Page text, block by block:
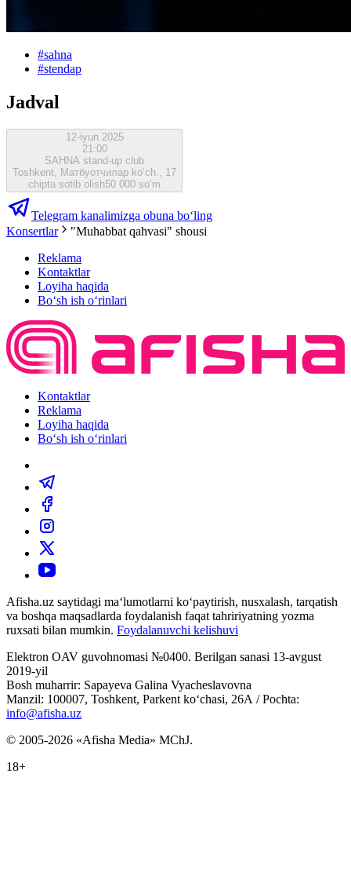
#sahna
#stendap
Jadval
12-iyun 2025
21:00
SAHNA stand-up club
Toshkent, Матбуотчилар ko‘ch., 17
chipta sotib olish50 000 so‘m
Telegram kanalimizga obuna bo‘ling
Konsertlar
"Muhabbat qahvasi" shousi
Reklama
Kontaktlar
Loyiha haqida
Bo‘sh ish o‘rinlari
Kontaktlar
Reklama
Loyiha haqida
Bo‘sh ish o‘rinlari
Afisha.uz saytidagi ma‘lumotlarni ko‘paytirish, nusxalash, tarqatish
va boshqa maqsadlarda foydalanish faqat tahririyatning yozma
ruxsati bilan mumkin. Foydalanuvchi kelishuvi
Elektron OAV guvohnomasi №0400. Berilgan sanasi 13-avgust
2019-yil
Bosh muharrir: Sapayeva Galina Vyacheslavovna
Manzil: 100007, Toshkent, Parkent ko‘chasi, 26А / Pochta:
info@afisha.uz
© 2005-2026 «Afisha Media» MChJ.
18+